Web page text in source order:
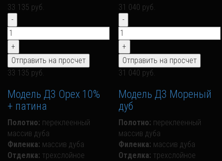
33 135 руб.
33 135 руб.
Модель Д3 Орех 10%
+ патина
Полотно: переклеенный
массив дуба
Филенка: массив дуба
Отделка: трехслойное
31 040 руб.
31 040 руб.
Модель Д3 Мореный
дуб
Полотно: переклеенный
массив дуба
Филенка: массив дуба
Отделка: трехслойное